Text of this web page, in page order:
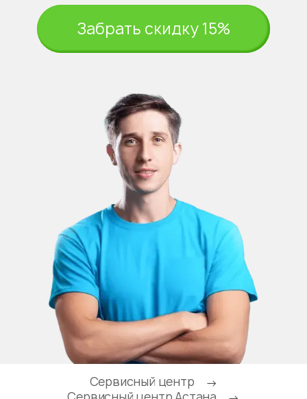
Забрать скидку 15%
Сервисный центр
→